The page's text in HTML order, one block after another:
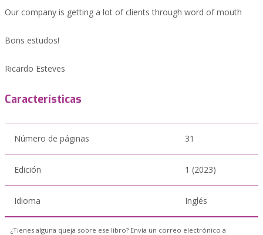
Our company is getting a lot of clients through word of mouth
Bons estudos!
Ricardo Esteves
Características
Número de páginas 31
Edición 1 (2023)
Idioma Inglés
¿Tienes alguna queja sobre ese libro? Envía un correo electrónico a